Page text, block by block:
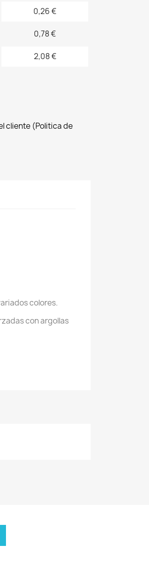
0,26 €
0,78 €
2,08 €
cliente (Politica de
colores.
con argollas